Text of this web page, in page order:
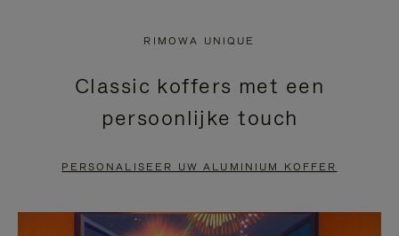
DRUK
OM
PAUZEREN
VIDEO
IS
UITGESCHAKELD.
HIER
RIMOWA UNIQUE
Classic koffers met een
persoonlijke touch
PERSONALISEER UW ALUMINIUM KOFFER